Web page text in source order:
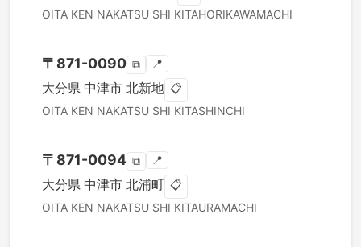
OITA KEN NAKATSU SHI KITAHORIKAWAMACHI
〒 871-0090 ⧉ 📍
大分県 中津市 北新地 📋
OITA KEN NAKATSU SHI KITASHINCHI
〒 871-0094 ⧉ 📍
大分県 中津市 北浦町 📋
OITA KEN NAKATSU SHI KITAURAMACHI